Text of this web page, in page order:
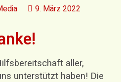
9. März 2022
aller,
unterstützt haben! Die